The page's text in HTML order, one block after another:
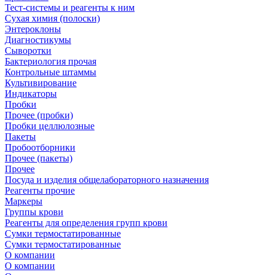
Тест-системы и реагенты к ним
Сухая химия (полоски)
Энтероклоны
Диагностикумы
Сыворотки
Бактериология прочая
Контрольные штаммы
Культивирование
Индикаторы
Пробки
Прочее (пробки)
Пробки целлюлозные
Пакеты
Пробоотборники
Прочее (пакеты)
Прочее
Посуда и изделия общелабораторного назначения
Реагенты прочие
Маркеры
Группы крови
Реагенты для определения групп крови
Сумки термостатированные
Сумки термостатированные
О компании
О компании